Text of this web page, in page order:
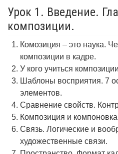
Урок 1. Введение.
композиции.
Комозиция – это наука.
композиции в кадре.
У кого учиться
Шаблоны восприятия. 7
элементов.
Сравнение свойств.
Композиция и
Связь. Логические и
художественные связи.